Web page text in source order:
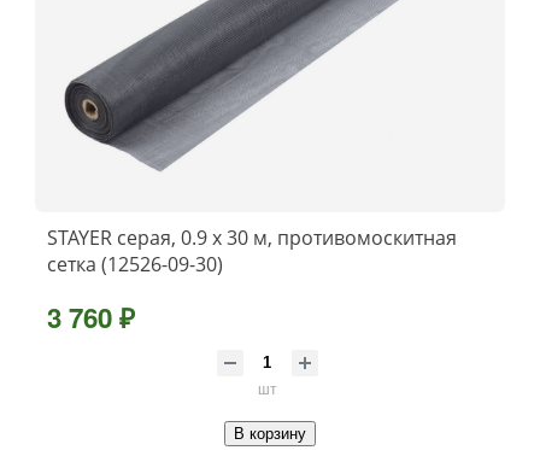
STAYER серая, 0.9 х 30 м, противомоскитная
сетка (12526-09-30)
3 760 ₽
шт
В корзину